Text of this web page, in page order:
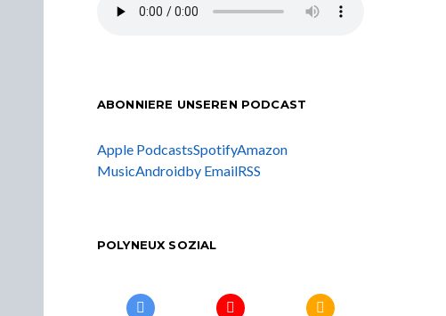
ABONNIERE UNSEREN PODCAST
Apple PodcastsSpotifyAmazon
MusicAndroidby EmailRSS
POLYNEUX SOZIAL